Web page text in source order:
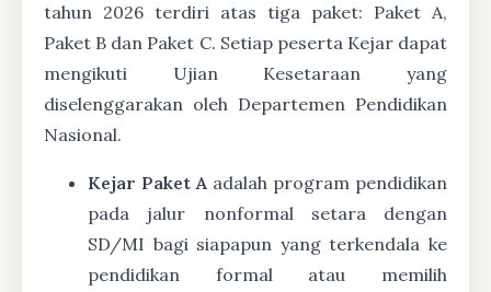
tahun 2026 terdiri atas tiga paket: Paket A,
Paket B dan Paket C. Setiap peserta Kejar dapat
mengikuti Ujian Kesetaraan yang
diselenggarakan oleh Departemen Pendidikan
Nasional.
Kejar Paket A adalah program pendidikan
pada jalur nonformal setara dengan
SD/MI bagi siapapun yang terkendala ke
pendidikan formal atau memilih